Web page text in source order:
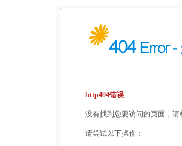
http404错误
没有找到您要访问的页面，
请尝试以下操作：